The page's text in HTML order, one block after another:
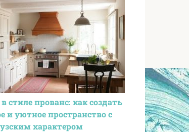
стиле прованс: как создать
и уютное пространство с
характером